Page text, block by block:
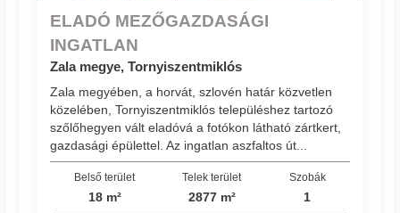
ELADÓ MEZŐGAZDASÁGI
INGATLAN
Zala megye, Tornyiszentmiklós
Zala megyében, a horvát, szlovén határ közvetlen
közelében, Tornyiszentmiklós településhez tartozó
szőlőhegyen vált eladóvá a fotókon látható zártkert,
gazdasági épülettel. Az ingatlan aszfaltos út...
Belső terület
18 m²
Telek terület
2877 m²
Szobák
1